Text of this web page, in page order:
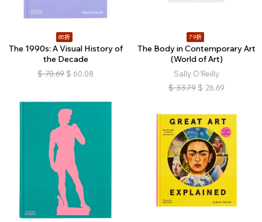
85折
The 1990s: A Visual History of
the Decade
$ 70.69 $ 60.08
79折
The Body in Contemporary Art
(World of Art)
Sally O’Reilly
$ 33.79 $ 26.69